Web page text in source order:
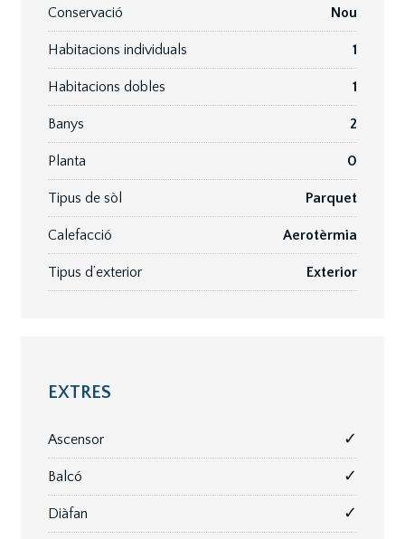
Conservació Nou
Habitacions individuals 1
Habitacions dobles 1
Banys 2
Planta 0
Tipus de sòl Parquet
Calefacció Aerotèrmia
Tipus d’exterior Exterior
EXTRES
Ascensor ✓
Balcó ✓
Diàfan ✓